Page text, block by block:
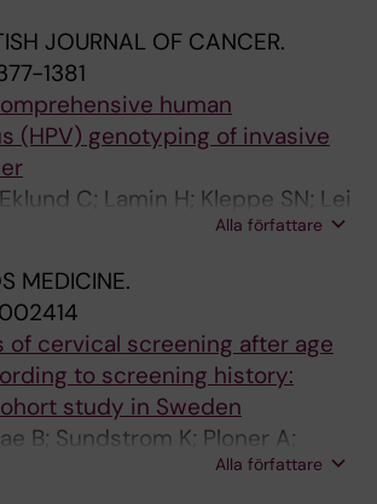
JOURNAL OF CANCER.
1381
human
(HPV) genotyping of invasive
C; Lamin H; Kleppe SN; Lei
Sundstrom K; Andrae B; Sparen
Alla författare
MEDICINE.
of cervical screening after age
to screening history:
study in Sweden
B; Sundstrom K; Ploner A;
KM; Dillner J; Sparen P
Alla författare